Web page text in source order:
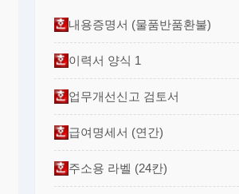
내용증명서 (물품반품환불)
이력서 양식 1
업무개선신고 검토서
급여명세서 (연간)
주소용 라벨 (24칸)